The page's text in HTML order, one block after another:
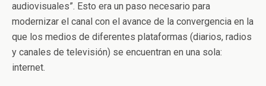
audiovisuales”. Esto era un paso necesario para
modernizar el canal con el avance de la convergencia en la
que los medios de diferentes plataformas (diarios, radios
y canales de televisión) se encuentran en una sola:
internet.